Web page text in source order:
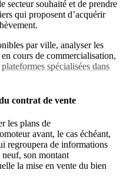
secteur souhaité et de prendre
qui proposent d’acquérir
par ville, analyser les
cours de commercialisation,
plateformes spécialisées dans
contrat de vente
les plans de
avant, le cas échéant,
regroupera de informations
neuf, son montant
la mise en vente du bien